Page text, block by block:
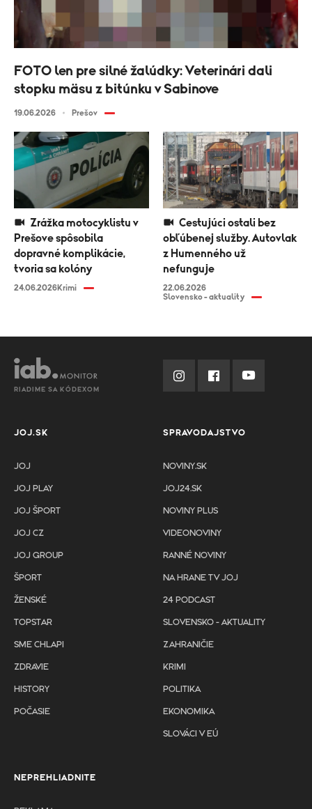
Prešove spôsobila
dopravné komplikácie,
tvoria sa kolóny
24.06.2026Krimi
obľúbenej služby. Autovlak
z Humenného už
nefunguje
22.06.2026
Slovensko - aktuality
FOTO len pre silné žalúdky: Veterinári dali
stopku mäsu z bitúnku v Sabinove
19.06.2026 Prešov
RIADIME SA KÓDEXOM
JOJ.SK
JOJ
JOJ PLAY
JOJ ŠPORT
JOJ CZ
JOJ GROUP
ŠPORT
ŽENSKÉ
TOPSTAR
SME CHLAPI
ZDRAVIE
HISTORY
POČASIE
SPRAVODAJSTVO
NOVINY.SK
JOJ24.SK
NOVINY PLUS
VIDEONOVINY
RANNÉ NOVINY
NA HRANE TV JOJ
24 PODCAST
SLOVENSKO - AKTUALITY
ZAHRANIČIE
KRIMI
POLITIKA
EKONOMIKA
SLOVÁCI V EÚ
NEPREHLIADNITE